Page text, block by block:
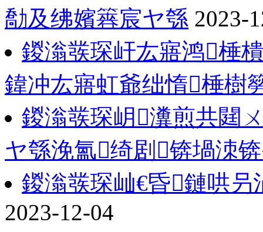
勪及绋嬪簭宸ヤ綔 2023-
鍐滃彂琛屽厷寤鸿棰
鍏冲厷寤虹爺绌惰棰樹
鍐滃彂琛岄瀵煎共閮
ヤ綔浼氳绮剧锛堝洓
鍐滃彂琛屾€昏鏈哄
2023-12-04